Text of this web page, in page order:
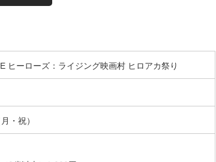
ヒーローズ：ライジング映画村 ヒロアカ祭り
・祝）